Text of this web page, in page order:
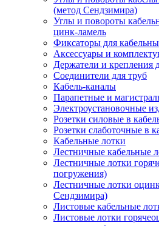
(метод Сендзимира)
Углы и повороты
цинк-ламель
Фиксаторы для
Аксессуары и
Держатели и крепления
Соединители для труб
Кабель-каналы
Парапетные и
Электроустановочные
Розетки силовые в
Розетки слаботочные в
Кабельные лотки
Лестничные кабельные
Лестничные лотки
погружения)
Лестничные лотки
Сендзимира)
Листовые кабельные
Листовые лотки